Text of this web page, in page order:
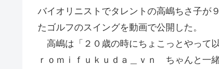
バイオリニストでタレントの高嶋ちさ子が
たゴルフのスイングを動画で公開した。
高嶋は「２０歳の時にちょこっとやって
ｒｏｍｉｆｕｋｕｄａ＿ｖｎ ちゃんと一